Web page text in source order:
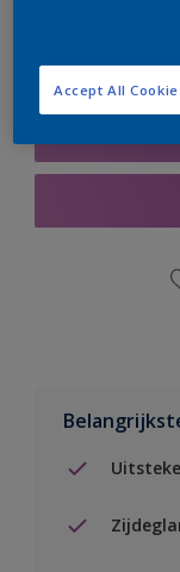
Accept All